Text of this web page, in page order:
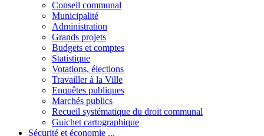
Conseil communal
Municipalité
Administration
Grands projets
Budgets et comptes
Statistique
Votations, élections
Travailler à la Ville
Enquêtes publiques
Marchés publics
Recueil systématique du droit communal
Guichet cartographique
Sécurité et économie ...